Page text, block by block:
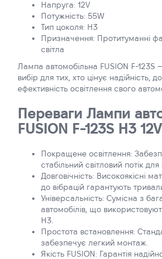
Напруга: 12V
Потужність: 55W
Тип цоколя: H3
Призначення: Протитуманні
світла
Лампа автомобільна FUSION F-123S
вибір для тих, хто цінує надійність,
ефективність освітлення свого
Переваги Лампи
FUSION F-123S H3
Покращене освітлення:
стабільний світловий потік
Довговічність: Високоякісні
до вібрацій гарантують
Універсальність: Сумісна з
автомобілів, що
H3.
Простота встановлення:
забезпечує легкий монтаж.
Якість FUSION: Гарантія